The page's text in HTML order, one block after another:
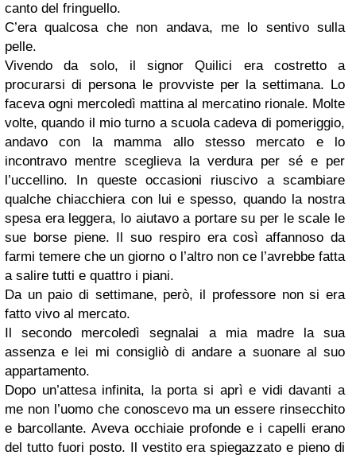
canto del fringuello.
C’era qualcosa che non andava, me lo sentivo sulla
pelle.
Vivendo da solo, il signor Quilici era costretto a
procurarsi di persona le provviste per la settimana. Lo
faceva ogni mercoledì mattina al mercatino rionale. Molte
volte, quando il mio turno a scuola cadeva di pomeriggio,
andavo con la mamma allo stesso mercato e lo
incontravo mentre sceglieva la verdura per sé e per
l’uccellino. In queste occasioni riuscivo a scambiare
qualche chiacchiera con lui e spesso, quando la nostra
spesa era leggera, lo aiutavo a portare su per le scale le
sue borse piene. Il suo respiro era così affannoso da
farmi temere che un giorno o l’altro non ce l’avrebbe fatta
a salire tutti e quattro i piani.
Da un paio di settimane, però, il professore non si era
fatto vivo al mercato.
Il secondo mercoledì segnalai a mia madre la sua
assenza e lei mi consigliò di andare a suonare al suo
appartamento.
Dopo un’attesa infinita, la porta si aprì e vidi davanti a
me non l’uomo che conoscevo ma un essere rinsecchito
e barcollante. Aveva occhiaie profonde e i capelli erano
del tutto fuori posto. Il vestito era spiegazzato e pieno di